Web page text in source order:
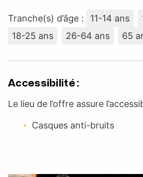
Tranche(s) d’âge : 11-14 ans
18-25 ans
26-64 ans 65
Accessibilité :
Le lieu de l’offre assure
Casques anti-bruits